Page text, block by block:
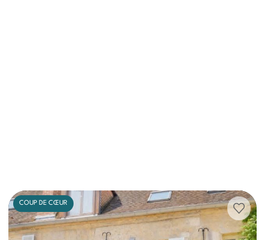
COUP DE CŒUR